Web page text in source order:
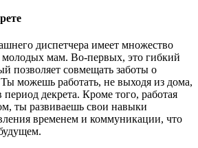
диспетчера имеет множество
мам. Во-первых, это гибкий
позволяет совмещать заботы о
Ты можешь работать, не выходя из дома,
декрета. Кроме того, работая
ты развиваешь свои навыки
временем и коммуникации, что